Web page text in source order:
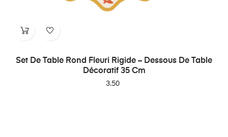
Set De Table Rond Fleuri Rigide – Dessous De Table
Décoratif 35 Cm
Price
3.50